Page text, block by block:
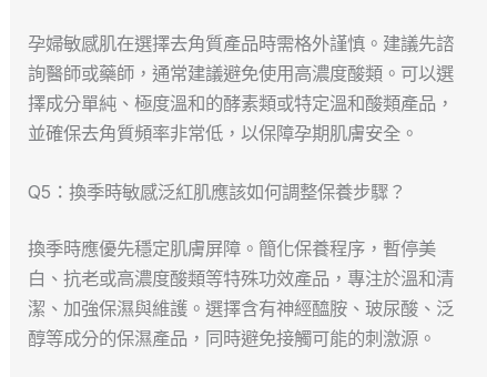
孕婦敏感肌在選擇去角質產品時需格外謹慎。建議先諮
詢醫師或藥師，通常建議避免使用高濃度酸類。可以選
擇成分單純、極度溫和的酵素類或特定溫和酸類產品，
並確保去角質頻率非常低，以保障孕期肌膚安全。
Q5：換季時敏感泛紅肌應該如何調整保養步驟？
換季時應優先穩定肌膚屏障。簡化保養程序，暫停美
白、抗老或高濃度酸類等特殊功效產品，專注於溫和清
潔、加強保濕與維護。選擇含有神經醯胺、玻尿酸、泛
醇等成分的保濕產品，同時避免接觸可能的刺激源。